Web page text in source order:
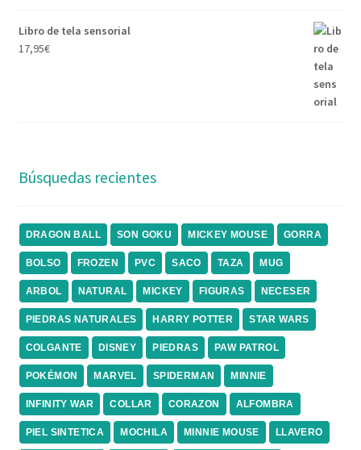
Libro de tela sensorial
17,95€
Búsquedas recientes
DRAGON BALL SON GOKU MICKEY MOUSE GORRA
BOLSO FROZEN PVC SACO TAZA MUG
ARBOL NATURAL MICKEY FIGURAS NECESER
PIEDRAS NATURALES HARRY POTTER STAR WARS
COLGANTE DISNEY PIEDRAS PAW PATROL
POKÉMON MARVEL SPIDERMAN MINNIE
INFINITY WAR COLLAR CORAZON ALFOMBRA
PIEL SINTETICA MOCHILA MINNIE MOUSE LLAVERO